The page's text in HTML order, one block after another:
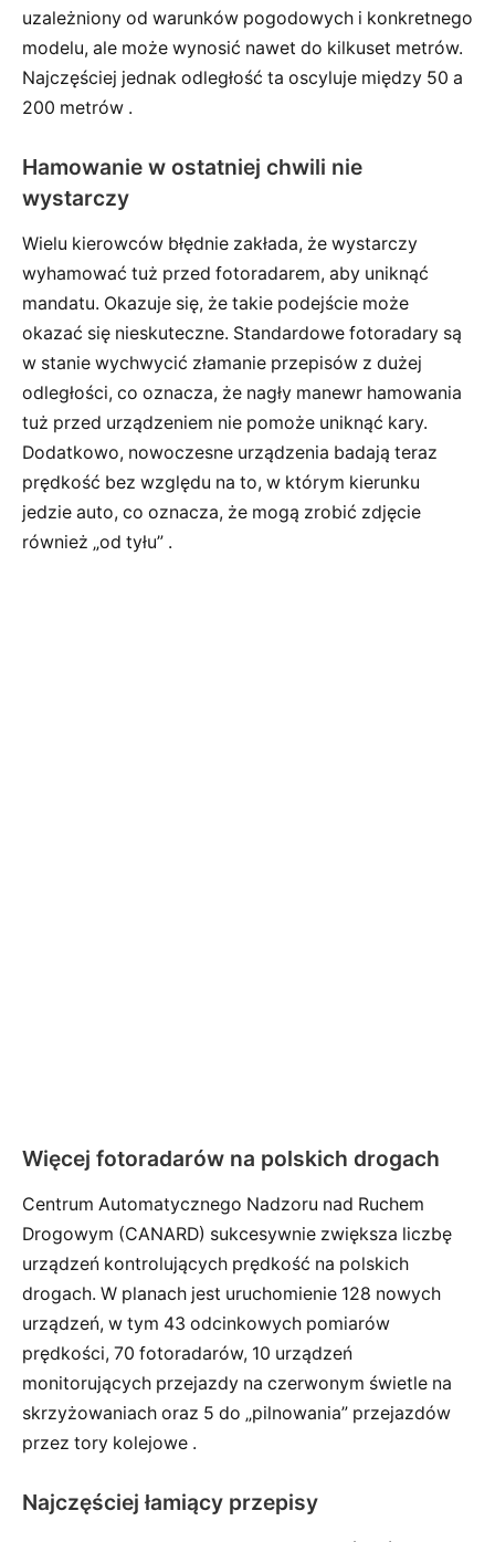
uzależniony od warunków pogodowych i konkretnego
modelu, ale może wynosić nawet do kilkuset metrów.
Najczęściej jednak odległość ta oscyluje między 50 a
200 metrów .
Hamowanie w ostatniej chwili nie
wystarczy
Wielu kierowców błędnie zakłada, że wystarczy
wyhamować tuż przed fotoradarem, aby uniknąć
mandatu. Okazuje się, że takie podejście może
okazać się nieskuteczne. Standardowe fotoradary są
w stanie wychwycić złamanie przepisów z dużej
odległości, co oznacza, że nagły manewr hamowania
tuż przed urządzeniem nie pomoże uniknąć kary.
Dodatkowo, nowoczesne urządzenia badają teraz
prędkość bez względu na to, w którym kierunku
jedzie auto, co oznacza, że mogą zrobić zdjęcie
również „od tyłu” .
Więcej fotoradarów na polskich drogach
Centrum Automatycznego Nadzoru nad Ruchem
Drogowym (CANARD) sukcesywnie zwiększa liczbę
urządzeń kontrolujących prędkość na polskich
drogach. W planach jest uruchomienie 128 nowych
urządzeń, w tym 43 odcinkowych pomiarów
prędkości, 70 fotoradarów, 10 urządzeń
monitorujących przejazdy na czerwonym świetle na
skrzyżowaniach oraz 5 do „pilnowania” przejazdów
przez tory kolejowe .
Najczęściej łamiący przepisy